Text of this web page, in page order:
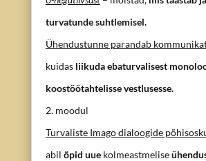
turvatunde suhtlemisel.
Ühendustunne parandab
kuidas liikuda ebaturvalisest
koostöötahtelisse vestlusesse.
2. moodul
Turvaliste Imago dialoogide
abil õpid uuekolmeastmelise